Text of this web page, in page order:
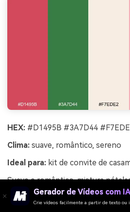
HEX: #D1495B #3A7D44
Clima: suave, romântico, sereno
Ideal para: kit de convite de
Suave e romântico, mistura
de pinho para um contraste
fundo cremoso mantém tudo
Gerador de Vídeos com
Crie vídeos facilmente a partir de texto ou